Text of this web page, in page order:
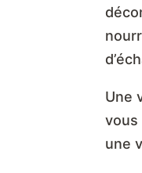
Une
vous
une